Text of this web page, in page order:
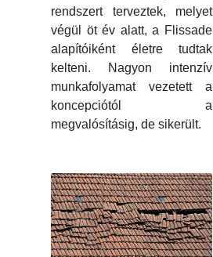
rendszert terveztek, melyet
végül öt év alatt, a Flissade
alapítóiként életre tudtak
kelteni. Nagyon intenzív
munkafolyamat vezetett a
koncepciótól a
megvalósításig, de sikerült.